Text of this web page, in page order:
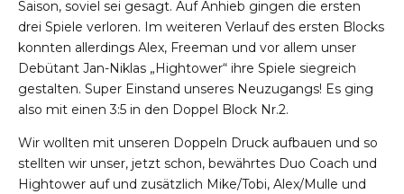
Saison, soviel sei gesagt. Auf Anhieb gingen die ersten
drei Spiele verloren. Im weiteren Verlauf des ersten Blocks
konnten allerdings Alex, Freeman und vor allem unser
Debütant Jan-Niklas „Hightower“ ihre Spiele siegreich
gestalten. Super Einstand unseres Neuzugangs! Es ging
also mit einen 3:5 in den Doppel Block Nr.2.
Wir wollten mit unseren Doppeln Druck aufbauen und so
stellten wir unser, jetzt schon, bewährtes Duo Coach und
Hightower auf und zusätzlich Mike/Tobi, Alex/Mulle und